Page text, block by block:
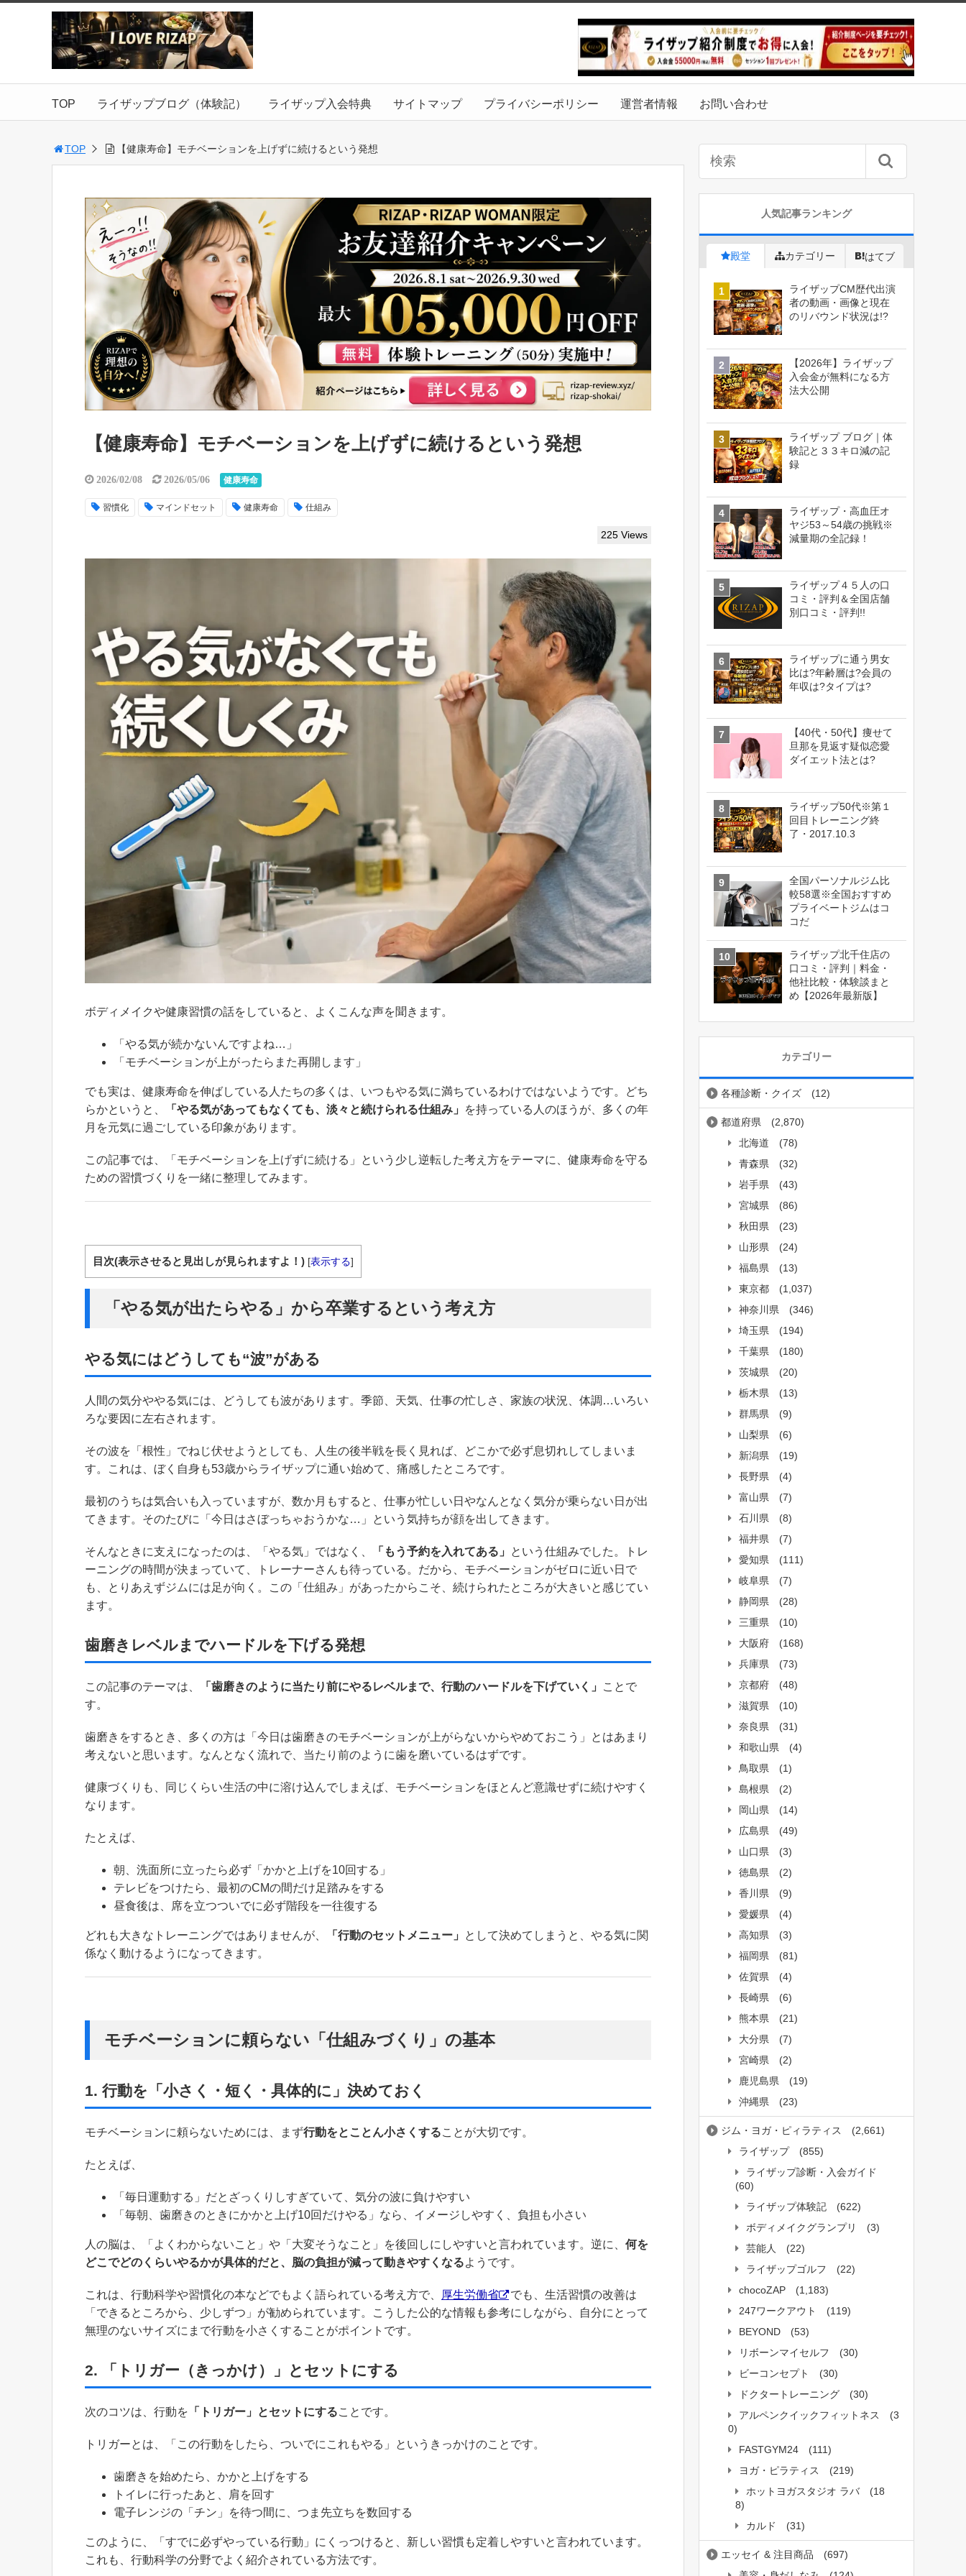
TOP ライザップブログ（体験記） ライザップ入会特典 サイトマップ プライバシーポリシー 運営者情報 お問い合わせ
TOP 【健康寿命】モチベーションを上げずに続けるという発想
【健康寿命】モチベーションを上げずに続けるという発想
2026/02/08 2026/05/06 健康寿命
習慣化 マインドセット 健康寿命 仕組み
225 Views
ボディメイクや健康習慣の話をしていると、よくこんな声を聞きます。
「やる気が続かないんですよね…」
「モチベーションが上がったらまた再開します」
でも実は、健康寿命を伸ばしている人たちの多くは、いつもやる気に満ちているわけではないようです。どち
らかというと、
「やる気があってもなくても、淡々と続けられる仕組み」
を持っている人のほうが、多くの年
月を元気に過ごしている印象があります。
この記事では、「モチベーションを上げずに続ける」という少し逆転した考え方をテーマに、健康寿命を守る
ための習慣づくりを一緒に整理してみます。
目次(表示させると見出しが見られますよ！) [表示する]
「やる気が出たらやる」から卒業するという考え方
やる気にはどうしても“波”がある
人間の気分ややる気には、どうしても波があります。季節、天気、仕事の忙しさ、家族の状況、体調…いろい
ろな要因に左右されます。
その波を「根性」でねじ伏せようとしても、人生の後半戦を長く見れば、どこかで必ず息切れしてしまいま
す。これは、ぼく自身も53歳からライザップに通い始めて、痛感したところです。
最初のうちは気合いも入っていますが、数か月もすると、仕事が忙しい日やなんとなく気分が乗らない日が出
てきます。そのたびに「今日はさぼっちゃおうかな…」という気持ちが顔を出してきます。
そんなときに支えになったのは、「やる気」ではなく、 「もう予約を入れてある」
という仕組みでした。トレ
ーニングの時間が決まっていて、トレーナーさんも待っている。だから、モチベーションがゼロに近い日で
も、とりあえずジムには足が向く。この「仕組み」があったからこそ、続けられたところが大きいと感じてい
ます。
歯磨きレベルまでハードルを下げる発想
この記事のテーマは、 「歯磨きのように当たり前にやるレベルまで、行動のハードルを下げていく」
ことで
す。
歯磨きをするとき、多くの方は「今日は歯磨きのモチベーションが上がらないからやめておこう」とはあまり
考えないと思います。なんとなく流れで、当たり前のように歯を磨いているはずです。
健康づくりも、同じくらい生活の中に溶け込んでしまえば、モチベーションをほとんど意識せずに続けやすく
なります。
たとえば、
朝、洗面所に立ったら必ず「かかと上げを10回する」
テレビをつけたら、最初のCMの間だけ足踏みをする
昼食後は、席を立つついでに必ず階段を一往復する
どれも大きなトレーニングではありませんが、 「行動のセットメニュー」
として決めてしまうと、やる気に関
係なく動けるようになってきます。
モチベーションに頼らない「仕組みづくり」の基本
1. 行動を「小さく・短く・具体的に」決めておく
モチベーションに頼らないためには、まず行動をとことん小さくすることが大切です。
たとえば、
「毎日運動する」だとざっくりしすぎていて、気分の波に負けやすい
「毎朝、歯磨きのときにかかと上げ10回だけやる」なら、イメージしやすく、負担も小さい
人の脳は、「よくわからないこと」や「大変そうなこと」を後回しにしやすいと言われています。逆に、 何を
どこでどのくらいやるかが具体的だと、脳の負担が減って動きやすくなるようです。
これは、行動科学や習慣化の本などでもよく語られている考え方で、 厚生労働省
でも、生活習慣の改善は
「できるところから、少しずつ」が勧められています。こうした公的な情報も参考にしながら、自分にとって
無理のないサイズにまで行動を小さくすることがポイントです。
2. 「トリガー（きっかけ）」とセットにする
次のコツは、行動を 「トリガー」とセットにすることです。
トリガーとは、「この行動をしたら、ついでにこれもやる」というきっかけのことです。
歯磨きを始めたら、かかと上げをする
トイレに行ったあと、肩を回す
電子レンジの「チン」を待つ間に、つま先立ちを数回する
このように、「すでに必ずやっている行動」にくっつけると、新しい習慣も定着しやすいと言われています。
これも、行動科学の分野でよく紹介されている方法です。
人気記事ランキング
殿堂 カテゴリー はてブ
ライザップCM歴代出演
者の動画・画像と現在
のリバウンド状況は!?
【2026年】ライザップ
入会金が無料になる方
法大公開
ライザップ ブログ｜体
験記と３３キロ減の記
録
ライザップ・高血圧オ
ヤジ53～54歳の挑戦※
減量期の全記録！
ライザップ４５人の口
コミ・評判＆全国店舗
別口コミ・評判!!
ライザップに通う男女
比は?年齢層は?会員の
年収は?タイプは?
【40代・50代】痩せて
旦那を見返す疑似恋愛
ダイエット法とは?
ライザップ50代※第１
回目トレーニング終
了・2017.10.3
全国パーソナルジム比
較58選※全国おすすめ
プライベートジムはコ
コだ
ライザップ北千住店の
口コミ・評判｜料金・
他社比較・体験談まと
め【2026年最新版】
カテゴリー
各種診断・クイズ (12)
都道府県
(2,870)
北海道
(78)
青森県
(32)
岩手県
(43)
宮城県
(86)
秋田県
(23)
山形県
(24)
福島県
(13)
東京都
(1,037)
神奈川県
(346)
埼玉県
(194)
千葉県
(180)
茨城県
(20)
栃木県
(13)
群馬県
(9)
山梨県
(6)
新潟県
(19)
長野県
(4)
富山県
(7)
石川県
(8)
福井県
(7)
愛知県
(111)
岐阜県
(7)
静岡県
(28)
三重県
(10)
大阪府
(168)
兵庫県
(73)
京都府
(48)
滋賀県
(10)
奈良県
(31)
和歌山県
(4)
鳥取県
(1)
島根県
(2)
岡山県
(14)
広島県
(49)
山口県
(3)
徳島県
(2)
香川県
(9)
愛媛県
(4)
高知県
(3)
福岡県
(81)
佐賀県
(4)
長崎県
(6)
熊本県
(21)
大分県
(7)
宮崎県
(2)
鹿児島県
(19)
沖縄県
(23)
ジム・ヨガ・ピィラティス
(2,661)
ライザップ
(855)
ライザップ診断・入会ガイド
(60)
ライザップ体験記
(622)
ボディメイクグランプリ
(3)
芸能人
(22)
ライザップゴルフ
(22)
chocoZAP
(1,183)
247ワークアウト
(119)
BEYOND
(53)
リボーンマイセルフ
(30)
ビーコンセプト
(30)
ドクタートレーニング
(30)
アルペンクイックフィットネス
(3
0)
FASTGYM24
(111)
ヨガ・ピラティス
(219)
ホットヨガスタジオ ラバ
(18
8)
カルド
(31)
エッセイ & 注目商品
(697)